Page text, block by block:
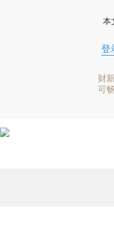
本
登
财
可